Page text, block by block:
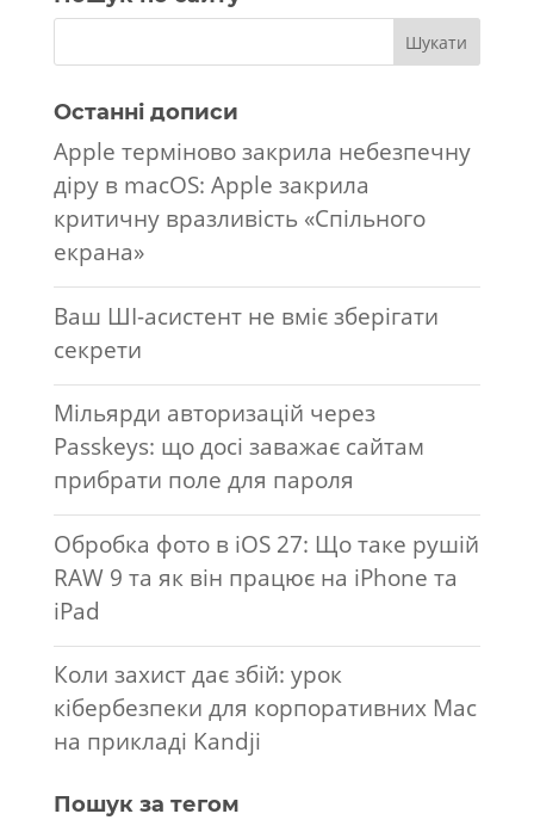
Останні дописи
Apple терміново закрила небезпечну
діру в macOS: Apple закрила
критичну вразливість «Спільного
екрана»
Ваш ШІ-асистент не вміє зберігати
секрети
Мільярди авторизацій через
Passkeys: що досі заважає сайтам
прибрати поле для пароля
Обробка фото в iOS 27: Що таке рушій
RAW 9 та як він працює на iPhone та
iPad
Коли захист дає збій: урок
кібербезпеки для корпоративних Mac
на прикладі Kandji
Пошук за тегом